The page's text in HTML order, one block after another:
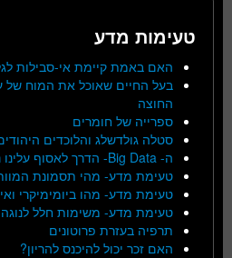
טעימות מדע
האם באמת קיימת אי-סבילות
בעל החיים שאוכל את המוח של
החוצה
ספרייה של חומרים
סטלה גולדשלג והלוכדים
ה- Big Data- הדרך לאסוף עלינו נתונים
טעימת מדע- מהי תסמונת
טעימת מדע- מהו ביומימיקרי
טעימת מדע- משימות חלל לנוגה
תרפיה בעזרת פרוטונים
האם זכר יכול להיכנס להריון?